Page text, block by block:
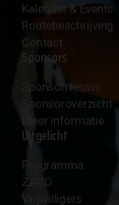
Kalender & Events
Routebeschrijving
Contact
Sponsors
Sponsornieuws
Sponsoroverzicht
Meer informatie
Uitgelicht
Programma
ZAVO
Vrijwilligers